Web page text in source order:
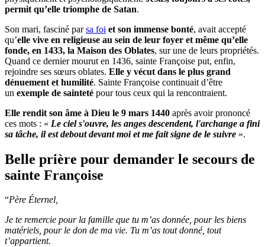
permit qu’elle triomphe de Satan.
Son mari, fasciné parsa foi et son immense bonté, avait accepté
qu’elle vive en religieuse au sein de leur foyer et même qu’elle
fonde, en 1433, la Maison des Oblates, sur une de leurs propriétés.
Quand ce dernier mourut en 1436, sainte Françoise put, enfin,
rejoindre ses sœurs oblates. Elle y vécut dans le plus grand
dénuement et humilité. Sainte Françoise continuait d’être
un exemple de sainteté pour tous ceux qui la rencontraient.
Elle rendit son âme à Dieu le 9 mars 1440 après avoir prononcé
ces mots : « Le ciel s'ouvre, les anges descendent, l'archange a fini
sa tâche, il est debout devant moi et me fait signe de le suivre ».
Belle prière pour demander le secours de
sainte Françoise
“Père Éternel,
Je te remercie pour la famille que tu m’as donnée, pour les biens
matériels, pour le don de ma vie. Tu m’as tout donné, tout
t’appartient.